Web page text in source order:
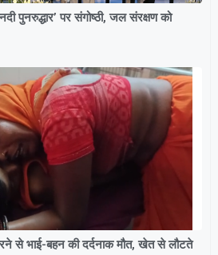
पुनरुद्धार’ पर संगोष्ठी, जल संरक्षण को
से भाई-बहन की दर्दनाक मौत, खेत से लौटते